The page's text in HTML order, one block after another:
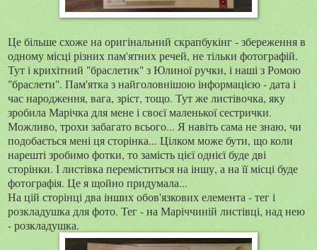
Це більше схоже на оригінальний скрапбукінг - збереження в
одному місці різних пам'ятних речей, не тільки фотографій.
Тут і крихітний "браслетик" з Юлиної ручки, і наші з Ромою
"браслети". Пам'ятка з найголовнішою інформацією - дата і
час народження, вага, зріст, тощо. Тут же листівочка, яку
зробила Марічка для мене і своєї маленької сестрички.
Можливо, трохи забагато всього... Я навіть сама не знаю, чи
подобається мені ця сторінка... Цілком може бути, що коли
нарешті зробимо фотки, то замість цієї однієї буде дві
сторінки. І листівка переміститься на іншу, а на її місці буде
фотографія. Це я щойно придумала...
На цій сторінці два інших обов'язкових елемента - тег і
розкладушка для фото. Тег - на Маріччиній листівці, над нею
- розкладушка.